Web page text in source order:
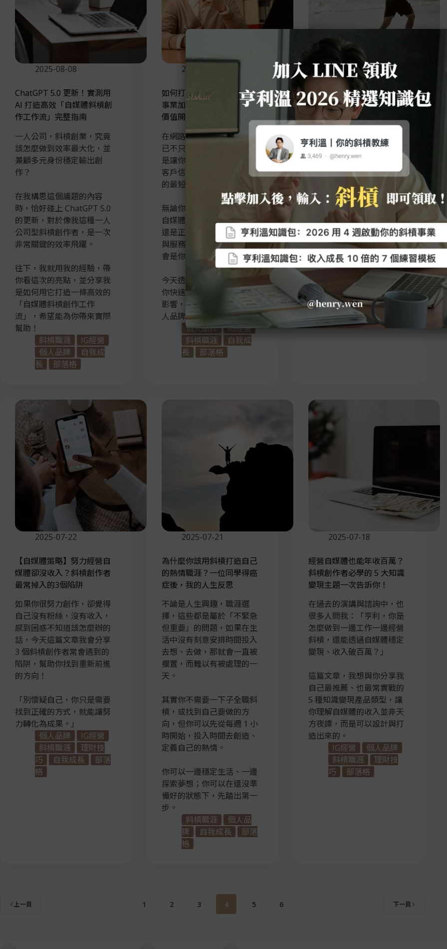
2025-08-08
ChatGPT 5.0 更新！實測用
AI 打造高效「自媒體斜槓創
作工作流」完整指南
一人公司，斜槓創業，究竟
該怎麼做到效率最大化，並
兼顧多元身份穩定輸出創
作？
在我構思這個議題的內容
時，恰好碰上 ChatGPT 5.0
的更新，對於像我這種一人
公司型斜槓創作者，是一次
非常關鍵的效率飛躍。
往下，我就用我的經驗，帶
你看這次的亮點，並分享我
是如何用它打造一條高效的
「自媒體斜槓創作工作
流」，希望能為你帶來實際
幫助！
斜槓職涯
IG經營
個人品牌
自我成
長
部落格
2025-08-04
如何打造個人品牌，幫斜槓
事業加分？從特質、願景、
價值開始建立！
在網路世界裡，個人品牌早
已不只是「形象包裝」，而
是讓你被 更多人看見、被新
客戶信任、進而被選擇合作
的最短路徑。
無論你現在是自由工作者、
自媒體創作者、斜槓講師、
還是正打算打造自己的產品
與服務——經營個人品牌，
會是你事業起飛的關鍵。
今天透過這篇文章，我會帶
你快速認識個人品牌對你的
影響，以及如何建立你的個
人品牌！
個人品牌
IG經營
斜槓職涯
自我成
長
部落格
2025-07-29
如何堅持自律？用 B=MAT
公式幫助你養成斜槓好習
慣！
真正能讓人持續斜槓的，不
是意志力，而是這三個字
母：MAT：動機、能力、觸
發。
把你想要培養的行為，一個
個丟進這個公式去測試、設
計，你會驚訝地發現：
堅持，其實是可以被「養
成」的技能。
斜槓職涯
IG經營
個人品牌
自我成
長
部落格
2025-07-22
【自媒體策略】努力經營自
媒體卻沒收入？斜槓創作者
最常掉入的3個陷阱
如果你很努力創作，卻覺得
自己沒有粉絲，沒有收入，
感到困惑不知道該怎麼辦的
話，今天這篇文章我會分享
3 個斜槓創作者常會遇到的
陷阱，幫助你找到重新前進
的方向！
「別懷疑自己，你只是需要
找到正確的方式，就能讓努
力轉化為成果。」
個人品牌
IG經營
斜槓職涯
理財技
巧
自我成長
部落
格
2025-07-21
為什麼你該用斜槓打造自己
的熱情職涯？一位同學得癌
症後，我的人生反思
不論是人生興趣，職涯選
擇，這些都是屬於「不緊急
但重要」的問題，如果在生
活中沒有刻意安排時間投入
去想、去做，那就會一直被
擱置，而難以有被處理的一
天。
其實你不需要一下子全職斜
槓，或找到自己要做的方
向，但你可以先從每週 1 小
時開始，投入時間去創造、
定義自己的熱情。
你可以一邊穩定生活、一邊
探索夢想；你可以在還沒準
備好的狀態下，先踏出第一
步。
斜槓職涯
個人品
牌
自我成長
部落
格
2025-07-18
經營自媒體也能年收百萬？
斜槓創作者必學的 5 大知識
變現主題一次告訴你！
在過去的演講與諮詢中，也
很多人問我：「亨利，你是
怎麼做到一邊工作一邊經營
斜槓，還能透過自媒體穩定
變現、收入破百萬？」
這篇文章，我想與你分享我
自己最推薦、也最常實戰的
5 種知識變現產品類型，讓
你理解自媒體的收入並非天
方夜譚，而是可以設計與打
造出來的。
IG經營
個人品牌
斜槓職涯
理財技
巧
部落格
上一頁 1 2 3 4 5 6 下一頁